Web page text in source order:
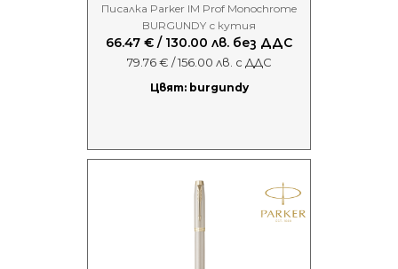
Писалка Parker IM Prof Monochrome
BURGUNDY с кутия
66.47 € / 130.00 лв. без ДДС
79.76 € / 156.00 лв. с ДДС
Цвят: burgundy